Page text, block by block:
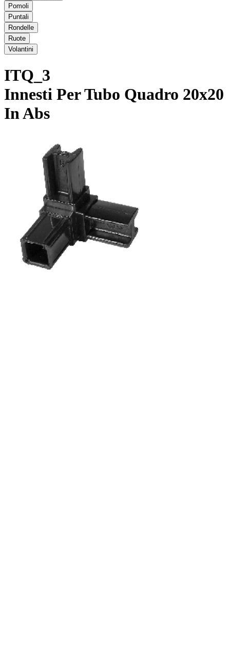
Pomoli
Puntali
Rondelle
Ruote
Volantini
ITQ_3
Innesti Per Tubo Quadro 20x20
In Abs